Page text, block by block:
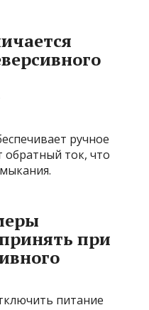
ручное
обратный ток, что
при
питание